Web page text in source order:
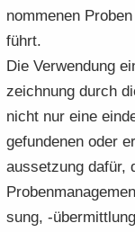
nom­me­nen
führt.
Die Ver­wen­dung
zeich­nung durch
nicht nur eine
ge­fun­de­nen oder
aus­set­zung dafür,
sung, -​